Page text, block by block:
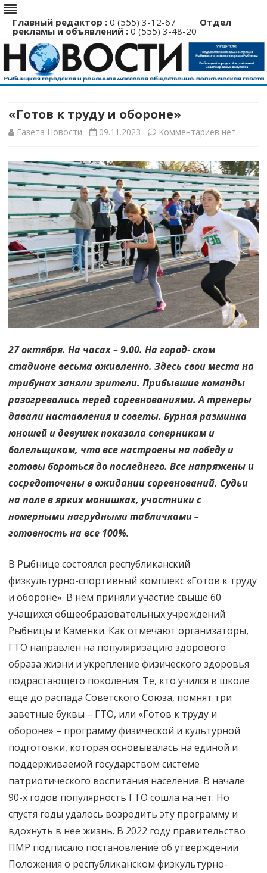
Главный редактор : 0 (555) 3-12-67 Отдел
рекламы и объявлений : 0 (555) 3-48-20
Перейти
содержимому
«Готов к труду и обороне»
Газета Новости 09.11.2023 Комментариев к
«Готов
к
труду
и
обороне»
нет
27 октября. На часах – 9.00. На город- ском
стадионе весьма оживленно. Здесь свои места на
трибунах заняли зрители. Прибывшие команды
разогревались перед соревнованиями. А тренеры
давали наставления и советы. Бурная разминка
юношей и девушек показала соперникам и
болельщикам, что все настроены на победу и
готовы бороться до последнего. Все напряжены и
сосредоточены в ожидании соревнований. Судьи
на поле в ярких манишках, участники с
номерными нагрудными табличками –
готовность на все 100%.
В Рыбнице состоялся республиканский
физкультурно-спортивный комплекс «Готов к труду
и обороне». В нем приняли участие свыше 60
учащихся общеобразовательных учреждений
Рыбницы и Каменки. Как отмечают организаторы,
ГТО направлен на популяризацию здорового
образа жизни и укрепление физического здоровья
подрастающего поколения. Те, кто учился в школе
еще до распада Советского Союза, помнят три
заветные буквы – ГТО, или «Готов к труду и
обороне» – программу физической и культурной
подготовки, которая основывалась на единой и
поддерживаемой государством системе
патриотического воспитания населения. В начале
90-х годов популярность ГТО сошла на нет. Но
спустя годы удалось возродить эту программу и
вдохнуть в нее жизнь. В 2022 году правительство
ПМР подписало постановление об утверждении
Положения о республиканском физкультурно-